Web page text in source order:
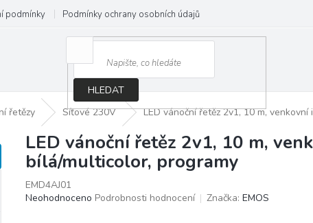
podmínky Podmínky ochrany osobních údajů
HLEDAT
řetězy Síťové 230V LED vánoční řetěz 2v1, 10 m,
LED vánoční řetěz 2v1, 10 m,
bílá/multicolor, programy
EMD4AJ01
Průměrné
Neohodnoceno Podrobnosti hodnocení Značka: EMOS